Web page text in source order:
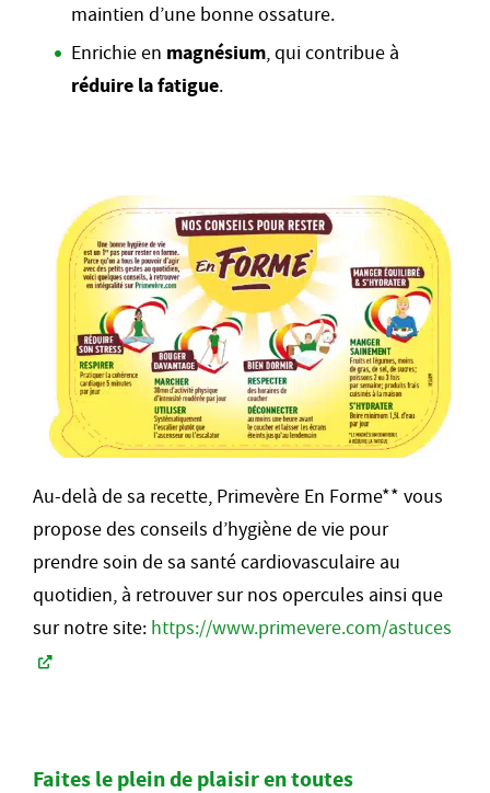
maintien d’une bonne ossature.
Enrichie en magnésium, qui contribue à
réduire la fatigue.
Au-delà de sa recette, Primevère En Forme** vous
propose des conseils d’hygiène de vie pour
prendre soin de sa santé cardiovasculaire au
quotidien, à retrouver sur nos opercules ainsi que
sur notre site: https://www.primevere.com/astuces
Faites le plein de plaisir en toutes